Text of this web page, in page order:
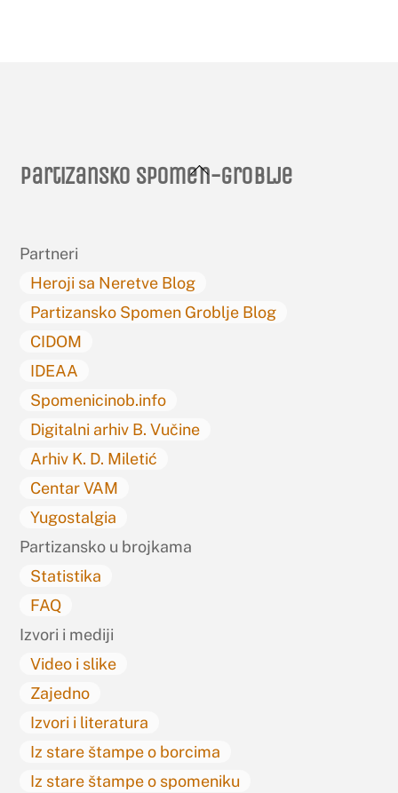
Back
Partizansko spomen-groblje
Partneri
Heroji sa Neretve Blog
Partizansko Spomen Groblje Blog
CIDOM
IDEAA
Spomenicinob.info
Digitalni arhiv B. Vučine
Arhiv K. D. Miletić
Centar VAM
Yugostalgia
Partizansko u brojkama
Statistika
FAQ
Izvori i mediji
Video i slike
Zajedno
Izvori i literatura
Iz stare štampe o borcima
Iz stare štampe o spomeniku